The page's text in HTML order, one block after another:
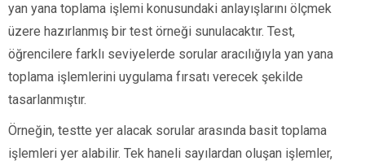
yan yana toplama işlemi konusundaki anlayışlarını ölçmek
üzere hazırlanmış bir test örneği sunulacaktır. Test,
öğrencilere farklı seviyelerde sorular aracılığıyla yan yana
toplama işlemlerini uygulama fırsatı verecek şekilde
tasarlanmıştır.
Örneğin, testte yer alacak sorular arasında basit toplama
işlemleri yer alabilir. Tek haneli sayılardan oluşan işlemler,